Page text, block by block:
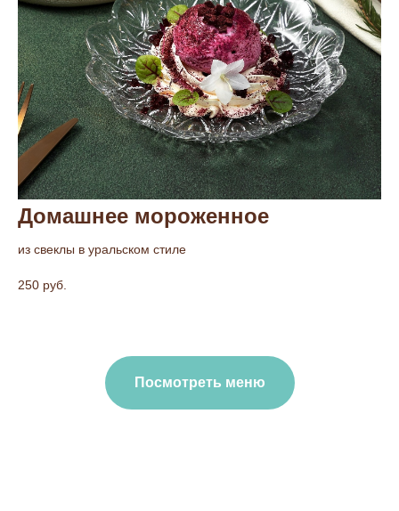
Домашнее мороженное
из свеклы в уральском стиле
250 руб.
Посмотреть меню